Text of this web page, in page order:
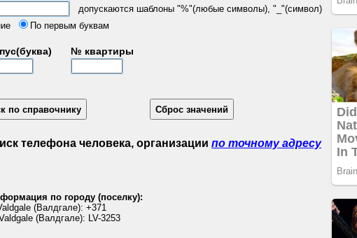
допускаются шаблоны "%"(любые символы), "_"(символ)
По первым буквам
№ квартиры
телефона человека, организации по точному адресу
по городу (поселку):
(Валдгале): +371
(Валдгале): LV-3253